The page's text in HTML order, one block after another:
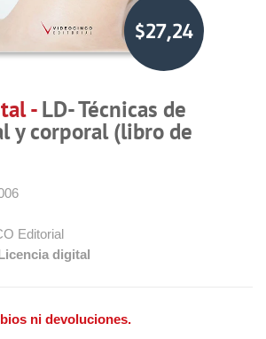
$27,24
-LD- Técnicas de
y corporal (libro de
Editorial
digital
ni devoluciones.